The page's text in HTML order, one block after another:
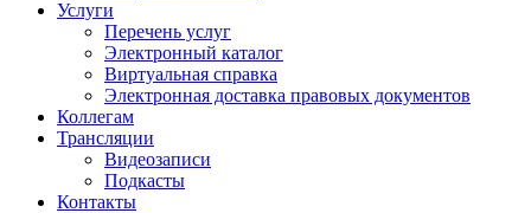
Услуги
Перечень услуг
Электронный каталог
Виртуальная справка
Электронная доставка правовых документов
Коллегам
Трансляции
Видеозаписи
Подкасты
Контакты